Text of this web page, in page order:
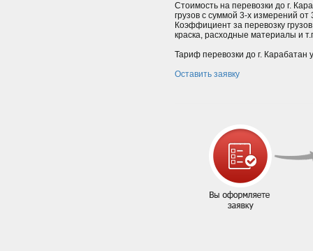
Стоимость на перевозки до г.
грузов с суммой 3-х измерений
Коэффициент за перевозку
краска, расходные материалы и
Тариф перевозки до г. Карабатан
Оставить заявку